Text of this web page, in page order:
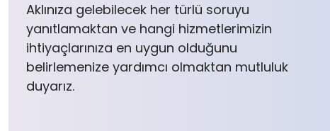
Aklınıza gelebilecek her türlü soruyu
yanıtlamaktan ve hangi hizmetlerimizin
ihtiyaçlarınıza en uygun olduğunu
belirlemenize yardımcı olmaktan mutluluk
duyarız.